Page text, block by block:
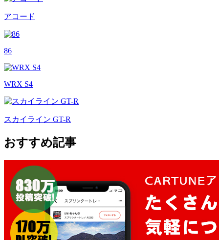
アコード
86
WRX S4
スカイライン GT-R
おすすめ記事